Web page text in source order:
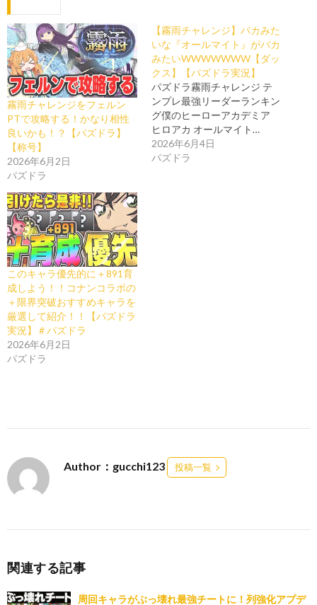
霧雨チャレンジをフェルン
PTで攻略する！かなり相性
良いかも！？【パズドラ】
【称号】
2026年6月2日
パズドラ
【霧雨チャレンジ】バカみた
いな『オールマイト』がバカ
みたいWWWWWWW【ダッ
クス】【パズドラ実況】
パズドラ霧雨チャレンジ テ
ンプレ最強リーダーランキン
グ僕のヒーローアカデミア
ヒロアカ オールマイト…
2026年6月4日
パズドラ
このキャラ優先的に＋891育
成しよう！！コナンコラボの
＋限界突破おすすめキャラを
厳選して紹介！！【パズドラ
実況】＃パズドラ
2026年6月2日
パズドラ
Author：gucchi123 投稿一覧
関連する記事
周回キャラがぶっ壊れ最強チートに！列強化アプデ